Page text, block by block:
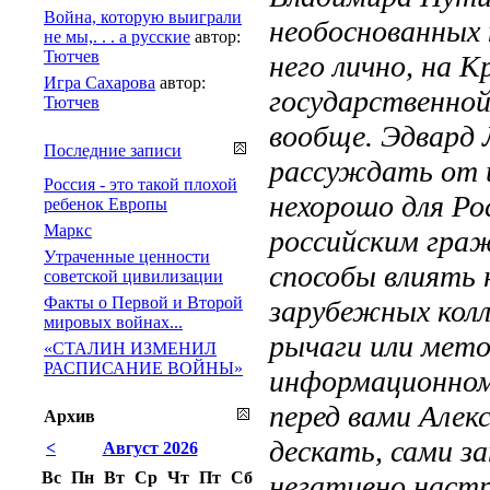
него лично, на
вообще. Эдвард
рассуждать от
нехорошо для
российским
способы влиять
зарубежных
рычаги или
перед вами
дескать, сами
Война, которую выиграли
не мы,. . . а русские автор:
Тютчев
Игра Сахарова автор:
Тютчев
Последние записи
Россия - это такой плохой
ребенок Европы
Маркс
Утраченные ценности
советской цивилизации
Факты о Первой и Второй
мировых войнах...
«СТАЛИН ИЗМЕНИЛ
РАСПИСАНИЕ ВОЙНЫ»
Архив
<
Август 2026
Вс Пн Вт Ср Чт Пт Сб